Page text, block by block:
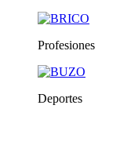
Profesiones
Deportes